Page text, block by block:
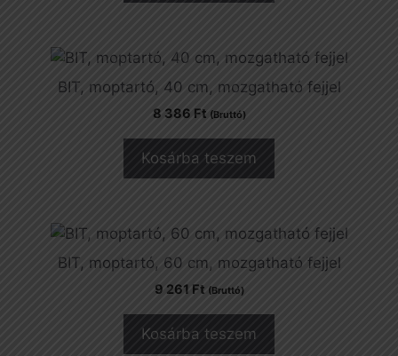
BIT, moptartó, 40 cm, mozgatható fejjel
8 386 Ft (Bruttó)
Kosárba teszem
BIT, moptartó, 60 cm, mozgatható fejjel
9 261 Ft (Bruttó)
Kosárba teszem